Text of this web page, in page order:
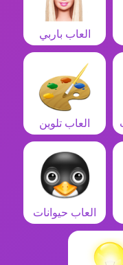
العاب باربي
العاب تلوين
العاب حيوانات